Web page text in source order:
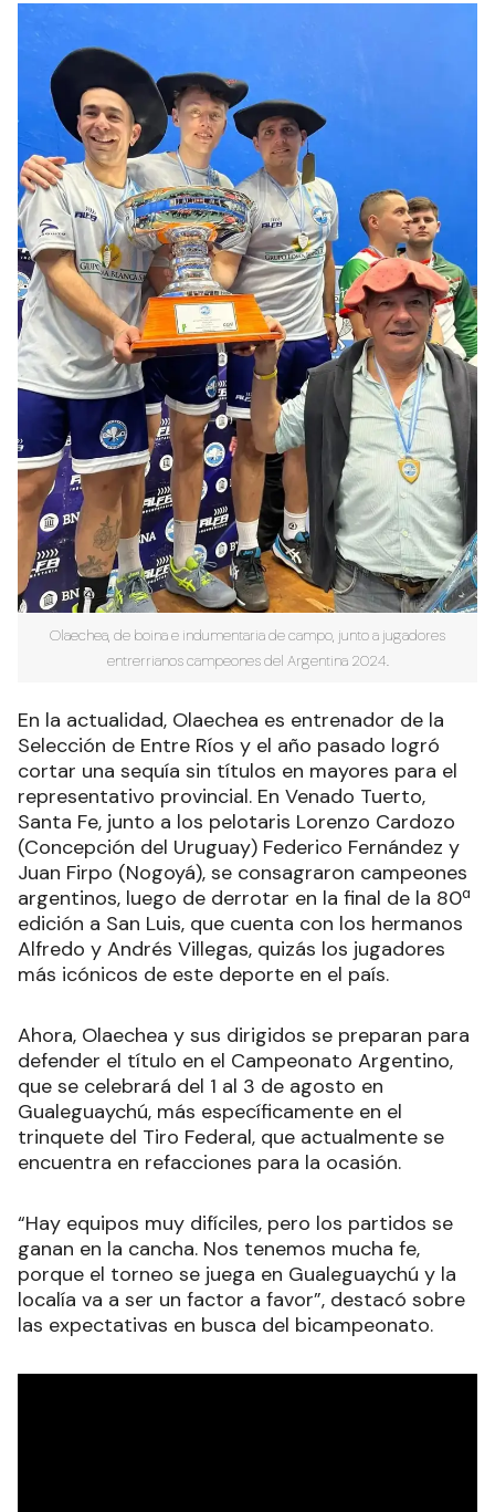
Olaechea, de boina e indumentaria de campo, junto a jugadores
entrerrianos campeones del Argentina 2024.
En la actualidad, Olaechea es entrenador de la
Selección de Entre Ríos y el año pasado logró
cortar una sequía sin títulos en mayores para el
representativo provincial. En Venado Tuerto,
Santa Fe, junto a los pelotaris Lorenzo Cardozo
(Concepción del Uruguay) Federico Fernández y
Juan Firpo (Nogoyá), se consagraron campeones
argentinos, luego de derrotar en la final de la 80ª
edición a San Luis, que cuenta con los hermanos
Alfredo y Andrés Villegas, quizás los jugadores
más icónicos de este deporte en el país.
Ahora, Olaechea y sus dirigidos se preparan para
defender el título en el Campeonato Argentino,
que se celebrará del 1 al 3 de agosto en
Gualeguaychú, más específicamente en el
trinquete del Tiro Federal, que actualmente se
encuentra en refacciones para la ocasión.
“Hay equipos muy difíciles, pero los partidos se
ganan en la cancha. Nos tenemos mucha fe,
porque el torneo se juega en Gualeguaychú y la
localía va a ser un factor a favor”, destacó sobre
las expectativas en busca del bicampeonato.